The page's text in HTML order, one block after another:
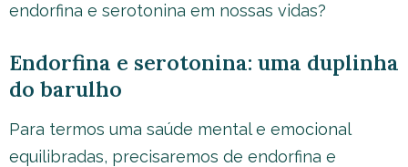
endorfina e serotonina em nossas vidas?
Endorfina e serotonina: uma duplinha
do barulho
Para termos uma saúde mental e emocional
equilibradas, precisaremos de endorfina e